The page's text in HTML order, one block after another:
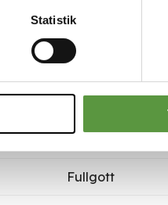
Statistik
1
Fullgott